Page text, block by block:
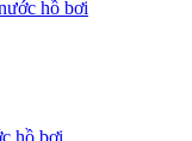
hồ bơi
hồ bơi